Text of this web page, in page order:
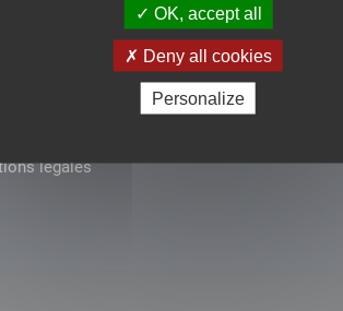
OK, accept all
Deny all cookies
Personalize
légales